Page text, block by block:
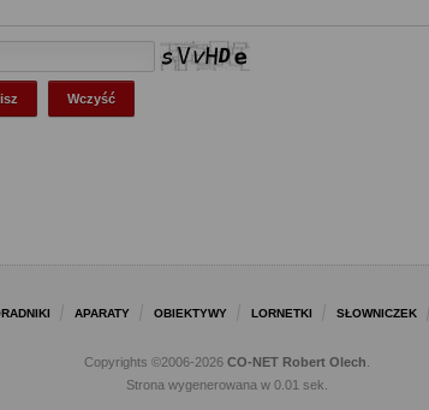
APARATY OBIEKTYWY LORNETKI SŁOWNICZEK
Copyrights ©2006-2026 CO-NET Robert Olech
Strona wygenerowana w 0.01 sek.